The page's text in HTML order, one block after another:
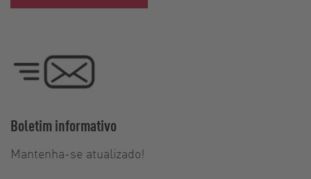
Boletim informativo
Mantenha-se atualizado!